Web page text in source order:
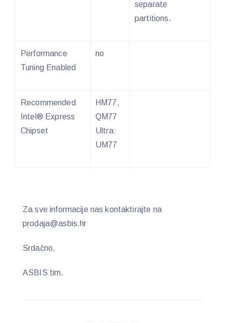
separate
partitions.
Performance
Tuning Enabled
no
Recommended
Intel® Express
Chipset
HM77,
QM77
Ultra:
UM77
Za sve informacije nas kontaktirajte na
prodaja@asbis.hr
Srdačno,
ASBIS tim.